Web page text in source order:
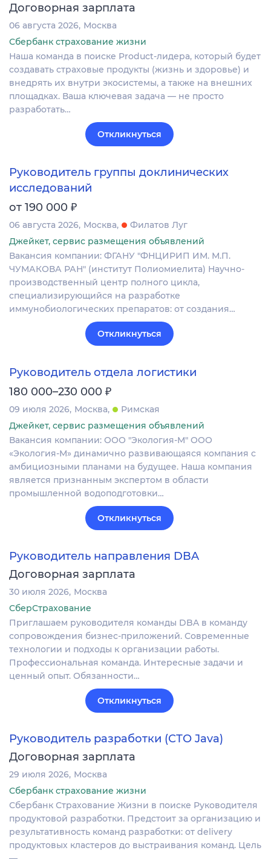
Договорная зарплата
06 августа 2026 Москва
Сбербанк страхование жизни
Наша команда в поиске Product-лидера, который будет
создавать страховые продукты (жизнь и здоровье) и
внедрять их внутри экосистемы, а также на внешних
площадках. Ваша ключевая задача — не просто
разработать…
Откликнуться
Руководитель группы доклинических
исследований
от 190 000 ₽
06 августа 2026 Москва
Филатов Луг
Джейкет, сервис размещения объявлений
Вакансия компании: ФГАНУ "ФНЦИРИП ИМ. М.П.
ЧУМАКОВА РАН" (институт Полиомиелита) Научно-
производственный центр полного цикла,
специализирующийся на разработке
иммунобиологических препаратов: от создания…
Откликнуться
Руководитель отдела логистики
180 000–230 000 ₽
09 июля 2026 Москва
Римская
Джейкет, сервис размещения объявлений
Вакансия компании: ООО "Экология-М" ООО
«Экология-М» динамично развивающаяся компания с
амбициозными планами на будущее. Наша компания
является признанным экспертом в области
промышленной водоподготовки…
Откликнуться
Руководитель направления DBA
Договорная зарплата
30 июля 2026 Москва
СберСтрахование
Приглашаем руководителя команды DBA в команду
сопровождения бизнес-приложений. Современные
технологии и подходы к организации работы.
Профессиональная команда. Интересные задачи и
ценный опыт. Обязанности…
Откликнуться
Руководитель разработки (СТО Java)
Договорная зарплата
29 июля 2026 Москва
Сбербанк страхование жизни
Сбербанк Страхование Жизни в поиске Руководителя
продуктовой разработки. Предстоит за организацию и
результативность команд разработки: от delivery
продуктовых кластеров до выстраивания команд. Цель